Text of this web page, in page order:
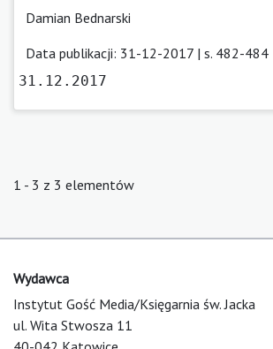
Damian Bednarski
Data publikacji: 31-12-2017 | s. 482-484
31.12.2017
1 - 3 z 3 elementów
Wydawca
Instytut Gość Media/Księgarnia św. Jacka
ul. Wita Stwosza 11